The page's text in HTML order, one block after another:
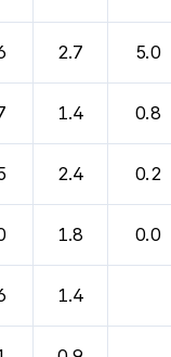
2.7 5.0
1.4 0.8
2.4 0.2
1.8 0.0
1.4